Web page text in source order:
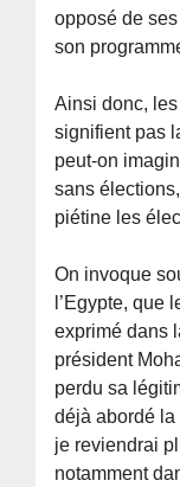
opposé de
son
Ainsi donc,
signifient pas
peut-on
sans
piétine les
On invoque
l’Egypte, que
exprimé dans
président
perdu sa
déjà abordé
je reviendrai
notamment